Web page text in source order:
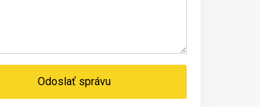
Odoslať správu